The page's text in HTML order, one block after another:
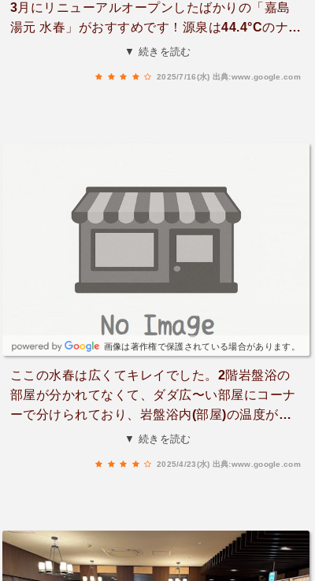
3月にリニューアルオープンしたばかりの「嘉島
湯元 水春」がおすすめです！源泉は44.4°Cのナト
リウム塩化物泉で、炭酸泉、腰掛け湯、回遊風呂
快適です。1時間おきにオートロウリュウが発動
し、しっかり発汗できます。* 瞑想サウナ：新登
場のこちらのサウナにはストーンストーブが鎮座
スイッチ」を押すとブロアーが起動し、心地よい
熱波を感じることができます。3段の椅子で12名
は17.4°C。8名ほどが入れる広さがあるので、ゆ
ったりとクールダウンできます。休憩スペースも
充実しており、特に露天スペースではミストが噴
射されており、とても涼しく過ごせます。椅子は
14脚もあり、椅子を流すホースも準備されている
細やかな心遣いが嬉しいです。浴室内の椅子も9
脚、風呂椅子も2つありました。カランは手前と
奥に合計31箇所も設置されており、混雑時も安心
感じられました。ドライヤーは8台と十分な数が
用意されており、中には有料ですがダイソンのド
ライヤーも！メガネ洗浄機まで完備されているの
▼ 続きを読む
2025/7/16(水) 出典:www.google.com
画像は著作権で保護されている場合があります。
ここの水春は広くてキレイでした。2階岩盤浴の
部屋が分かれてなくて、ダダ広〜い部屋にコーナ
ーで分けられており、岩盤浴内(部屋)の温度が高
いので自分には合わないなあ思って、ほとんど外
で嬉しかった！！レストランもヨカッタので熊本
来た時はまた寄りたいです☺♨️
▼ 続きを読む
2025/4/23(水) 出典:www.google.com